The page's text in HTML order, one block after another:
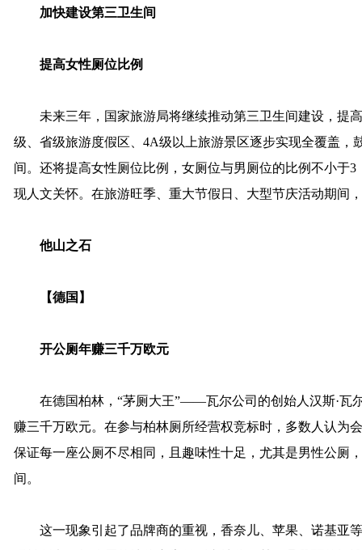
加快建设第三卫生间
提高女性厕位比例
未来三年，国家旅游局将继续推动第三卫生间建设，提
级、省级旅游度假区、4A级以上旅游景区逐步实现全覆盖
间。还将提高女性厕位比例，女厕位与男厕位的比例不小于
现人文关怀。在旅游旺季、重大节假日、大型节庆活动期间
他山之石
【德国】
开公厕年赚三千万欧元
在德国柏林，“茅厕大王”——瓦尔公司的创始人汉斯·瓦
赚三千万欧元。在参与柏林厕所经营权竞标时，多数人认为
保证每一座公厕不尽相同，且趣味性十足，尤其是男性公厕
间。
这一现象引起了品牌商的重视，香奈儿、苹果、诺基亚